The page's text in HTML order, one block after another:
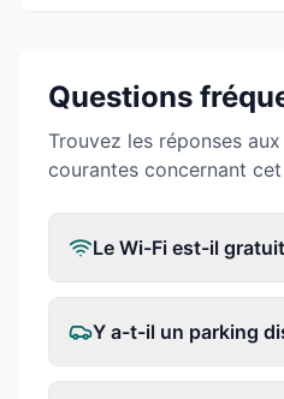
Questions
Trouvez les réponses
courantes concernant
Le Wi-Fi est-il
Y a-t-il un parking